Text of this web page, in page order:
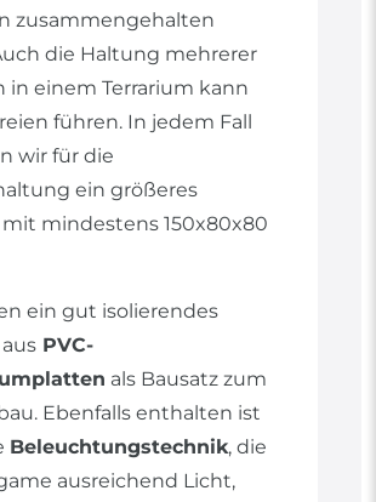
zusammengehalten
die Haltung mehrerer
in einem Terrarium kann
führen. In jedem Fall
wir für die
ein größeres
mit mindestens 150x80x80
ein gut isolierendes
PVC-
als Bausatz zum
Ebenfalls enthalten ist
Beleuchtungstechnik, die
ausreichend Licht,